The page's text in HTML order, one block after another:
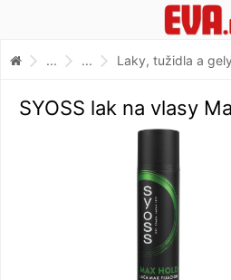
... ... Laky, tužidla a gely
SYOSS lak na vlasy